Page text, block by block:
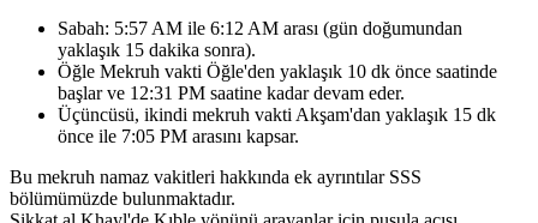
Sabah: 5:57 AM ile 6:12 AM arası (gün doğumundan
yaklaşık 15 dakika sonra).
Öğle Mekruh vakti Öğle'den yaklaşık 10 dk önce saatinde
başlar ve 12:31 PM saatine kadar devam eder.
Üçüncüsü, ikindi mekruh vakti Akşam'dan yaklaşık 15 dk
önce ile 7:05 PM arasını kapsar.
Bu mekruh namaz vakitleri hakkında ek ayrıntılar SSS
bölümümüzde bulunmaktadır.